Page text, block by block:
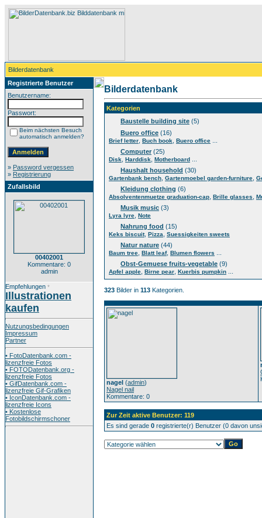
Bilderdatenbank
Registrierte Benutzer
Benutzername:
Passwort:
Beim nächsten Besuch
automatisch anmelden?
» Password vergessen
» Registrierung
Zufallsbild
00402001
Kommentare: 0
admin
Empfehlungen *
Illustrationen
kaufen
Nutzungsbedingungen
Impressum
Partner
• FotoDatenbank.com -
lizenzfreie Fotos
• FOTODatenbank.org -
lizenzfreie Fotos
• GifDatenbank.com -
lizenzfreie Gif-Grafiken
• IconDatenbank.com -
lizenzfreie Icons
• Kostenlose
Fotobildschirmschoner
Bilderdatenbank
Kategorien
Baustelle building site (5)
Buero office (16)
Brief letter Buch book Buero office
Computer(25)
Disk Harddisk Motherboard
Haushalt household (30)
Gartenbank bench Gartenmoebel garden-furniture
Kleidung clothing (6)
Absolventenmuetze graduation-cap Brille glasses
Musik music (3)
Lyra lyre Note
Nahrung food (15)
Keks biscuit, Pizza Suessigkeiten sweets
Natur nature (44)
Baum tree Blatt leaf, Blumen flowers
Obst-Gemuese fruits-vegetable (9)
Apfel apple Birne pear Kuerbis pumpkin
323 Bilder in 113 Kategorien.
nagel (admin)
Nagel nail
Kommentare: 0
Zur Zeit aktive Benutzer: 119
Es sind gerade 0 registrierte(r) Benutzer (0 davon